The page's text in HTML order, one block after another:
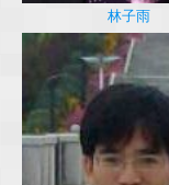
林子雨